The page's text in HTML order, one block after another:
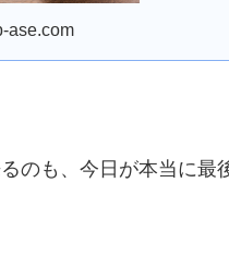
ase.com
のも、今日が本当に最